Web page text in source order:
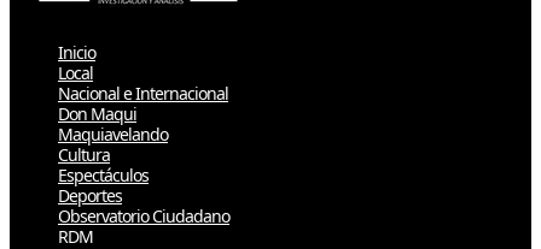
Inicio
Local
Nacional e Internacional
Don Maqui
Maquiavelando
Cultura
Espectáculos
Deportes
Observatorio Ciudadano
RDM